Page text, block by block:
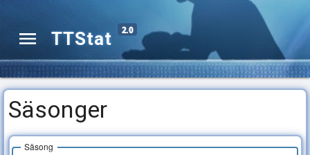
TTStat 2.0
Säsonger
Säsong